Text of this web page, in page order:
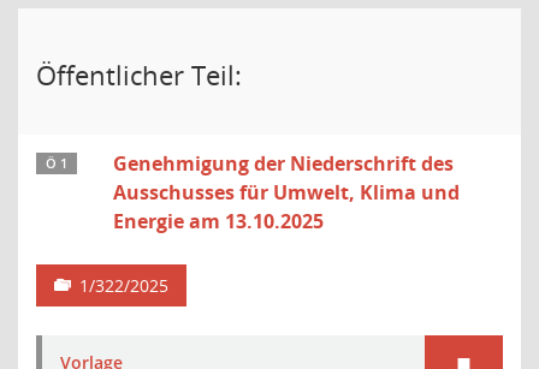
Öffentlicher Teil:
Ö 1
Genehmigung der Niederschrift des
Ausschusses für Umwelt, Klima und
Energie am 13.10.2025
1/322/2025
Vorlage